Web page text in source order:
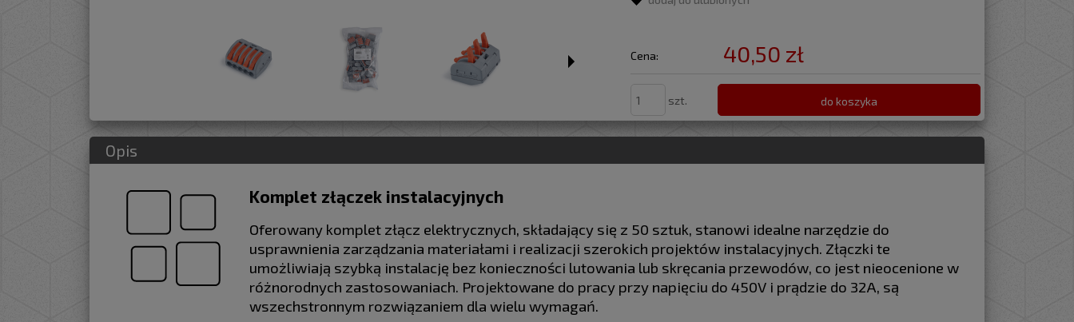
Cena: 40,50 zł
szt. do koszyka
Opis
Komplet złączek instalacyjnych
Oferowany komplet złącz elektrycznych, składający się z 50 sztuk, stanowi idealne narzędzie do
usprawnienia zarządzania materiałami i realizacji szerokich projektów instalacyjnych. Złączki te
umożliwiają szybką instalację bez konieczności lutowania lub skręcania przewodów, co jest nieocenione w
różnorodnych zastosowaniach. Projektowane do pracy przy napięciu do 450V i prądzie do 32A, są
wszechstronnym rozwiązaniem dla wielu wymagań.